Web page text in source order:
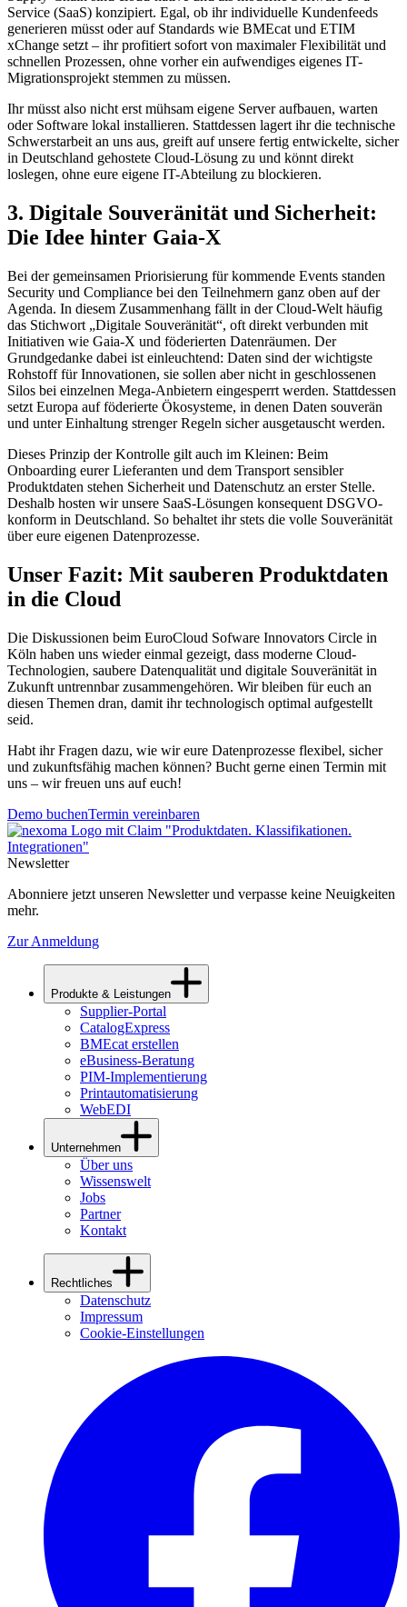
Service (SaaS) konzipiert. Egal, ob ihr individuelle Kundenfeeds
generieren müsst oder auf Standards wie BMEcat und ETIM
xChange setzt – ihr profitiert sofort von maximaler Flexibilität und
schnellen Prozessen, ohne vorher ein aufwendiges eigenes IT-
Migrationsprojekt stemmen zu müssen.
Ihr müsst also nicht erst mühsam eigene Server aufbauen, warten
oder Software lokal installieren. Stattdessen lagert ihr die technische
Schwerstarbeit an uns aus, greift auf unsere fertig entwickelte, sicher
in Deutschland gehostete Cloud-Lösung zu und könnt direkt
loslegen, ohne eure eigene IT-Abteilung zu blockieren.
3. Digitale Souveränität und Sicherheit:
Die Idee hinter Gaia-X
Bei der gemeinsamen Priorisierung für kommende Events standen
Security und Compliance bei den Teilnehmern ganz oben auf der
Agenda. In diesem Zusammenhang fällt in der Cloud-Welt häufig
das Stichwort „Digitale Souveränität“, oft direkt verbunden mit
Initiativen wie Gaia-X und föderierten Datenräumen. Der
Grundgedanke dabei ist einleuchtend: Daten sind der wichtigste
Rohstoff für Innovationen, sie sollen aber nicht in geschlossenen
Silos bei einzelnen Mega-Anbietern eingesperrt werden. Stattdessen
setzt Europa auf föderierte Ökosysteme, in denen Daten souverän
und unter Einhaltung strenger Regeln sicher ausgetauscht werden.
Dieses Prinzip der Kontrolle gilt auch im Kleinen: Beim
Onboarding eurer Lieferanten und dem Transport sensibler
Produktdaten stehen Sicherheit und Datenschutz an erster Stelle.
Deshalb hosten wir unsere SaaS-Lösungen konsequent DSGVO-
konform in Deutschland. So behaltet ihr stets die volle Souveränität
über eure eigenen Datenprozesse.
Unser Fazit: Mit sauberen Produktdaten
in die Cloud
Die Diskussionen beim EuroCloud Sofware Innovators Circle in
Köln haben uns wieder einmal gezeigt, dass moderne Cloud-
Technologien, saubere Datenqualität und digitale Souveränität in
Zukunft untrennbar zusammengehören. Wir bleiben für euch an
diesen Themen dran, damit ihr technologisch optimal aufgestellt
seid.
Habt ihr Fragen dazu, wie wir eure Datenprozesse flexibel, sicher
und zukunftsfähig machen können? Bucht gerne einen Termin mit
uns – wir freuen uns auf euch!
Demo buchenTermin vereinbaren
Newsletter
Abonniere jetzt unseren Newsletter und verpasse keine Neuigkeiten
mehr.
Zur Anmeldung
Produkte & Leistungen
Supplier-Portal
CatalogExpress
BMEcat erstellen
eBusiness-Beratung
PIM-Implementierung
Printautomatisierung
WebEDI
Unternehmen
Über uns
Wissenswelt
Jobs
Partner
Kontakt
Rechtliches
Datenschutz
Impressum
Cookie-Einstellungen